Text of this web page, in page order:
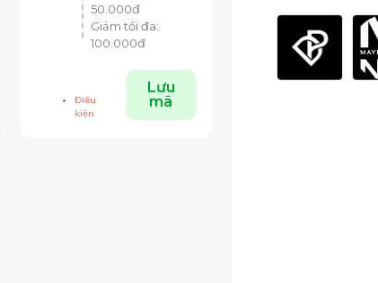
50.000đ
Giảm tối đa:
100.000đ
Điều
kiện
Lưu
mã